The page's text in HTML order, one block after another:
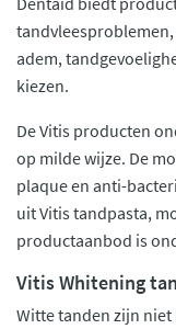
adem,
kiezen.
De Vitis producten
op milde wijze. De
plaque en anti-
uit Vitis tandpasta,
productaanbod is
Vitis Whitening
Witte tanden zijn